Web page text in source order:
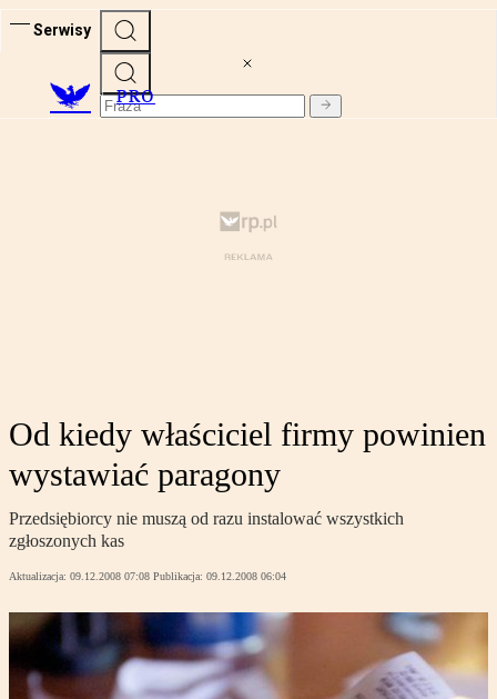
Serwisy
PRO
Od kiedy właściciel firmy powinien
wystawiać paragony
Przedsiębiorcy nie muszą od razu instalować wszystkich
zgłoszonych kas
Aktualizacja: 09.12.2008 07:08 Publikacja: 09.12.2008 06:04